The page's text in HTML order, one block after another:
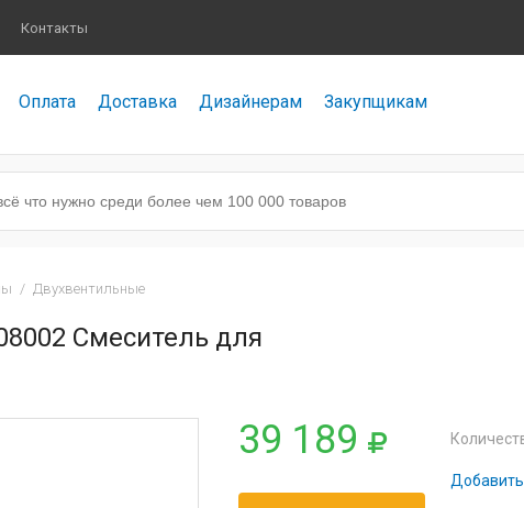
Контакты
Оплата Доставка Дизайнерам Закупщикам
/ Двухвентильные
Смеситель для
39 189